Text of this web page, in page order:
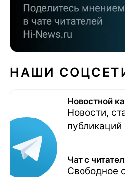
НАШИ
Новостной
Новости,
публикаций
Чат с
Свободное